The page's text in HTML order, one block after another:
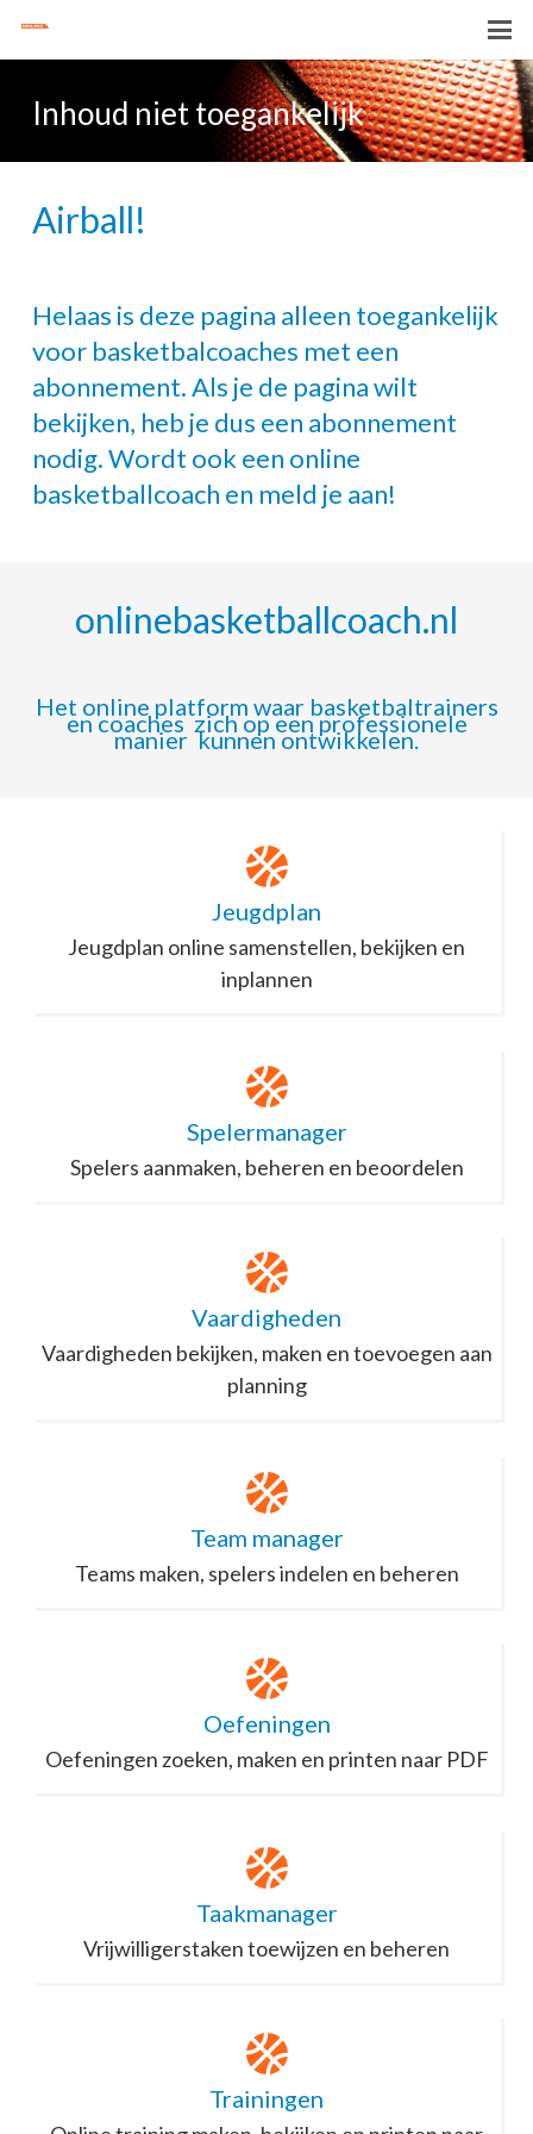
Inhoud niet toegankelijk
Airball!
Helaas is deze pagina alleen toegankelijk
voor basketbalcoaches met een
abonnement. Als je de pagina wilt
bekijken, heb je dus een abonnement
nodig. Wordt ook een online
basketballcoach en meld je aan!
onlinebasketballcoach.nl
Het online platform waar basketbaltrainers
en coaches zich op een professionele
manier kunnen ontwikkelen.
Jeugdplan
Jeugdplan online samenstellen, bekijken en
inplannen
Spelermanager
Spelers aanmaken, beheren en beoordelen
Vaardigheden
Vaardigheden bekijken, maken en toevoegen aan
planning
Team manager
Teams maken, spelers indelen en beheren
Oefeningen
Oefeningen zoeken, maken en printen naar PDF
Taakmanager
Vrijwilligerstaken toewijzen en beheren
Trainingen